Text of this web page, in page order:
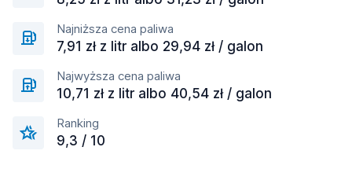
Najniższa cena paliwa
7,91 zł z litr albo 29,94 zł / galon
Najwyższa cena paliwa
10,71 zł z litr albo 40,54 zł / galon
Ranking
9,3 / 10